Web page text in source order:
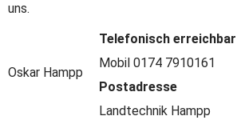
uns.
Oskar Hampp
Telefonisch erreichbar
Mobil 0174 7910161
Postadresse
Landtechnik Hampp